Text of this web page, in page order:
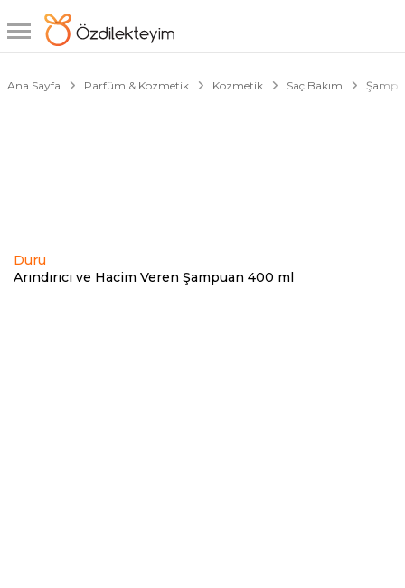
Ana Sayfa Parfüm & Kozmetik Kozmetik Saç Bakım
Duru
Arındırıcı ve Hacim Veren Şampuan 400 ml
1/2